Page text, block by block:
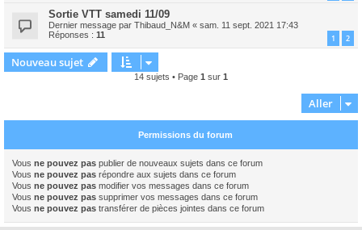
Sortie VTT samedi 11/09
Dernier message par Thibaud_N&M « sam. 11 sept. 2021 17:43
Réponses : 11 1 2
Nouveau sujet
14 sujets • Page 1 sur 1
Aller
Permissions du forum
Vous ne pouvez pas publier de nouveaux sujets dans ce forum
Vous ne pouvez pas répondre aux sujets dans ce forum
Vous ne pouvez pas modifier vos messages dans ce forum
Vous ne pouvez pas supprimer vos messages dans ce forum
Vous ne pouvez pas transférer de pièces jointes dans ce forum